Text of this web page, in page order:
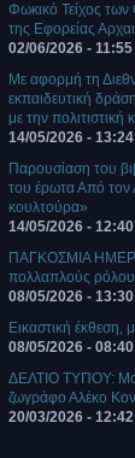
Φωκικό Τείχος
της Εφορείας
02/06/2026 - 11:55
Με αφορμή τη
εκπαιδευτική
με την
14/05/2026 - 13:24
Παρουσίαση του
του έρωτα Από τον
κουλτούρα»
14/05/2026 - 12:40
ΠΑΓΚΟΣΜΙΑ
πολλαπλούς
08/05/2026 - 13:30
Eικαστική έκθεση,
08/05/2026 - 08:40
ΔΕΛΤΙΟ ΤΥΠΟΥ:
ζωγράφο Αλέκο
20/03/2026 - 12:42